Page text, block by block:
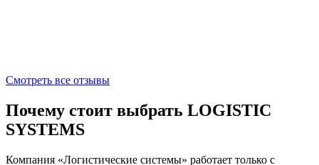
Смотреть все отзывы
Почему стоит выбрать LOGISTIC
SYSTEMS
Компания «Логистические системы» работает только с